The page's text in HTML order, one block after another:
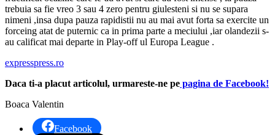
trebuia sa fie vreo 3 sau 4 zero pentru giulesteni si nu se supara
nimeni ,insa dupa pauza rapidistii nu au mai avut forta sa exercite un
forceing atat de puternic ca in prima parte a meciului ,iar olandezii s-
au calificat mai departe in Play-off ul Europa League .
expresspress.ro
Daca ti-a placut articolul, urmareste-ne pe pagina de Facebook!
Boaca Valentin
Facebook